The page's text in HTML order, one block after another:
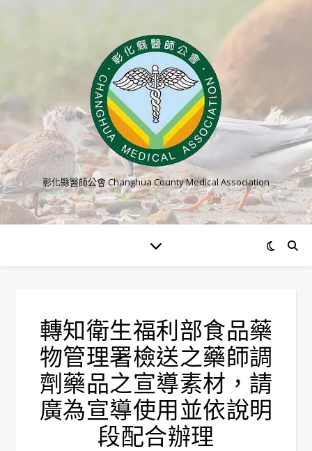
彰化縣醫師公會 Changhua County Medical Association
轉知衛生福利部食品藥
物管理署檢送之藥師調
劑藥品之宣導素材，請
廣為宣導使用並依說明
段配合辦理